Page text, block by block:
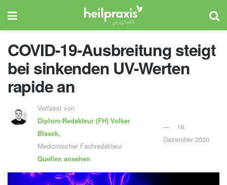
COVID-19-Ausbreitung steigt
bei sinkenden UV-Werten
rapide an
Verfasst von
Diplom-Redakteur (FH)Volker
Blasek,
Medizinischer Fachredakteur
Quellen ansehen
18.
Dezember 2020